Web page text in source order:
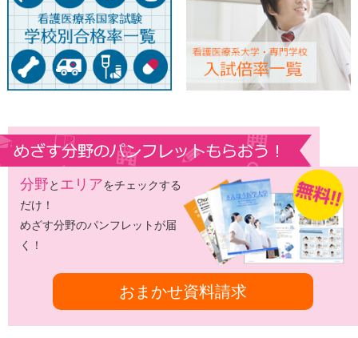
分野と エリアをチェックする
だけ！
めざす分野のパンフレットが届
く！
おまかせ資料請求